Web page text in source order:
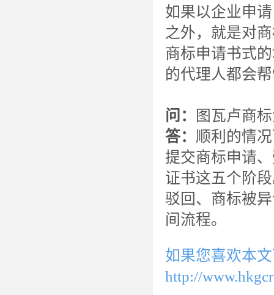
如果以企业申
之外，就是对
商标申请书式
的代理人都会
问：
图瓦卢商
答： 顺利的情
提交商标申请
证书这五个阶
驳回、商标被
间流程。
如果您喜欢本
http://